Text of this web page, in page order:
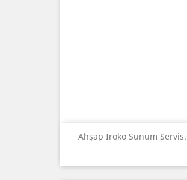
Ahşap Iroko Sunum